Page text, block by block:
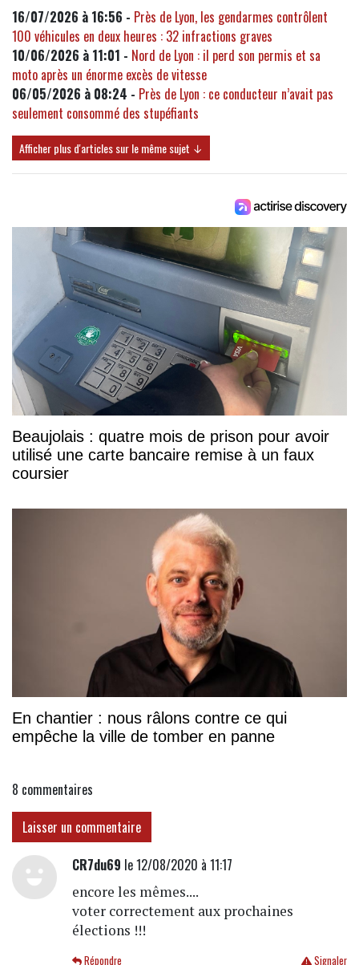
16/07/2026 à 16:56 - Près de Lyon, les gendarmes contrôlent
100 véhicules en deux heures : 32 infractions graves
10/06/2026 à 11:01 - Nord de Lyon : il perd son permis et sa
moto après un énorme excès de vitesse
06/05/2026 à 08:24 - Près de Lyon : ce conducteur n’avait pas
seulement consommé des stupéfiants
Afficher plus d'articles sur le même sujet ↓
Beaujolais : quatre mois de prison pour avoir
utilisé une carte bancaire remise à un faux
coursier
En chantier : nous râlons contre ce qui
empêche la ville de tomber en panne
8 commentaires
Laisser un commentaire
CR7du69 le 12/08/2020 à 11:17
encore les mêmes....
voter correctement aux prochaines
élections !!!
Signaler
Répondre